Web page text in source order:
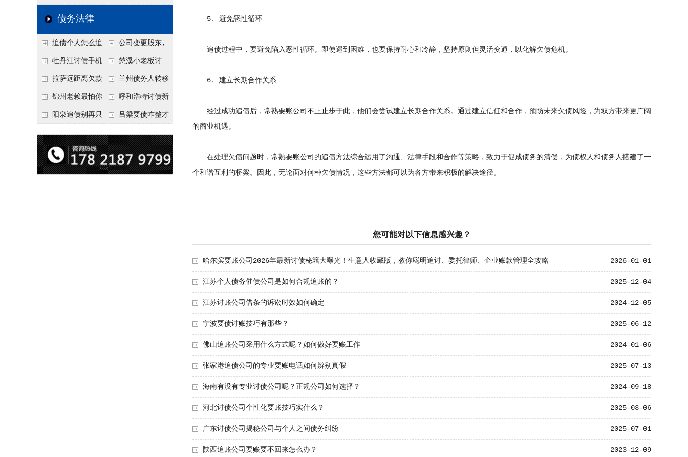
节不注意，钱很难要
意！没有借条只有微
把钱要回来 节点”催收最有效
债务法律
追债个人怎么追
回呢？2026年最新绝
招选择！
公司变更股东,
变更前的债权债务谁
承担
牡丹江讨债手机
搞定：2026年线上立
案追债全流程，足不
出户
慈溪小老板讨
债，2026年这2个本
地行业协会出面，比
法院传票快
拉萨远距离欠款
对方在牧区联系不
上，2026年委托当地
兰州债务人转移
财产后申请破产，20
26年破产程序里还能
锦州老赖最怕你
懂这1条，2026
罪”详解，能判刑
呼和浩特讨债新
招：2026年用“律师
成本低见效快
阳泉追债别再只
类隐形财产（公积
金、保单）也能执行
吕梁要债咋整才
调解渠道，比找公司
强
5. 避免恶性循环
追债过程中，要避免陷入恶性循环。即使遇到困难，也要保持耐心和冷静，坚持原则但灵活变通，以化解欠债危机。
6. 建立长期合作关系
经过成功追债后，常熟要账公司不止止步于此，他们会尝试建立长期合作关系。通过建立信任和合作，预防未来欠债风险，为双方带来更广阔
的商业机遇。
在处理欠债问题时，常熟要账公司的追债方法综合运用了沟通、法律手段和合作等策略，致力于促成债务的清偿，为债权人和债务人搭建了一
个和谐互利的桥梁。因此，无论面对何种欠债情况，这些方法都可以为各方带来积极的解决途径。
您可能对以下信息感兴趣？
2026-01-01
哈尔滨要账公司2026年最新讨债秘籍大曝光！生意人收藏版，教你聪明追讨、委托律师、企业账款管理全攻略
2025-12-04
江苏个人债务催债公司是如何合规追账的？
2024-12-05
江苏讨账公司借条的诉讼时效如何确定
2025-06-12
宁波要债讨账技巧有那些？
2024-01-06
佛山追账公司采用什么方式呢？如何做好要账工作
2025-07-13
张家港追债公司的专业要账电话如何辨别真假
2024-09-18
海南有没有专业讨债公司呢？正规公司如何选择？
2025-03-06
河北讨债公司个性化要账技巧实什么？
2025-07-01
广东讨债公司揭秘公司与个人之间债务纠纷
2023-12-09
陕西追账公司要账要不回来怎么办？